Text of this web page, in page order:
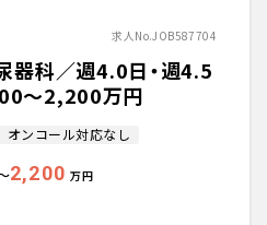
求人No.JOB587704
器科／週4.0日・週4.5
〜2,200万円
オンコール対応なし
2,200 万円